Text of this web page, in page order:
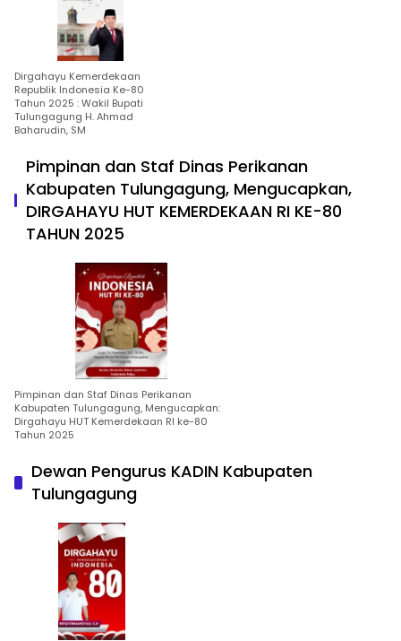
Dirgahayu Kemerdekaan
Republik Indonesia Ke-80
Tahun 2025 : Wakil Bupati
Tulungagung H. Ahmad
Baharudin, SM
Pimpinan dan Staf Dinas Perikanan
Kabupaten Tulungagung, Mengucapkan,
DIRGAHAYU HUT KEMERDEKAAN RI KE-80
TAHUN 2025
Pimpinan dan Staf Dinas Perikanan
Kabupaten Tulungagung, Mengucapkan:
Dirgahayu HUT Kemerdekaan RI ke-80
Tahun 2025
Dewan Pengurus KADIN Kabupaten
Tulungagung